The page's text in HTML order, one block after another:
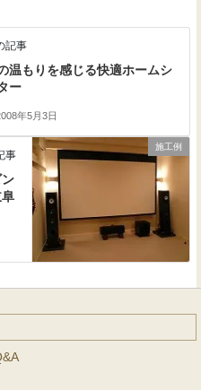
記事
温もりを感じる快適ホームシ
ー
年5月3日
施工例
事